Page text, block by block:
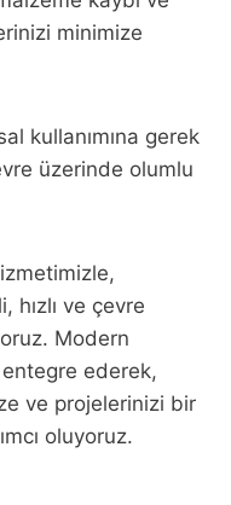
minimize
kullanımına gerek
üzerinde olumlu
hızlı ve çevre
Modern
ederek,
ve projelerinizi bir
oluyoruz.